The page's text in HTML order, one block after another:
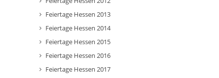
Feiertage Hessen 2013
Feiertage Hessen 2014
Feiertage Hessen 2015
Feiertage Hessen 2016
Feiertage Hessen 2017